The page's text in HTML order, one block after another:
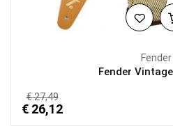
Fender
Fender
€ 27,49
€ 26,12